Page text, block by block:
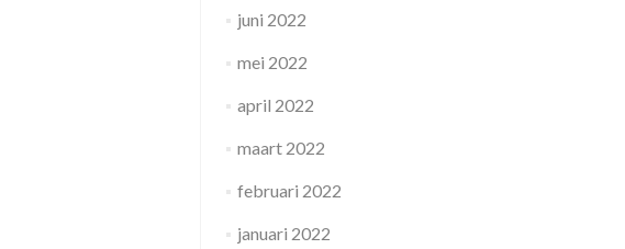
juni 2022
mei 2022
april 2022
maart 2022
februari 2022
januari 2022